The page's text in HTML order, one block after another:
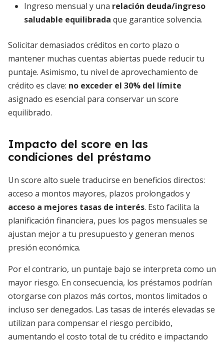
Ingreso mensual y una relación deuda/ingreso
saludable equilibrada que garantice solvencia.
Solicitar demasiados créditos en corto plazo o
mantener muchas cuentas abiertas puede reducir tu
puntaje. Asimismo, tu nivel de aprovechamiento de
crédito es clave: no exceder el 30% del límite
asignado es esencial para conservar un score
equilibrado.
Impacto del score en las
condiciones del préstamo
Un score alto suele traducirse en beneficios directos:
acceso a montos mayores, plazos prolongados y
acceso a mejores tasas de interés. Esto facilita la
planificación financiera, pues los pagos mensuales se
ajustan mejor a tu presupuesto y generan menos
presión económica.
Por el contrario, un puntaje bajo se interpreta como un
mayor riesgo. En consecuencia, los préstamos podrían
otorgarse con plazos más cortos, montos limitados o
incluso ser denegados. Las tasas de interés elevadas se
utilizan para compensar el riesgo percibido,
aumentando el costo total de tu crédito e impactando